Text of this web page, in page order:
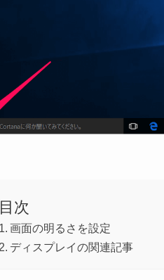
目次
画面の明るさを設定
ディスプレイの関連記事